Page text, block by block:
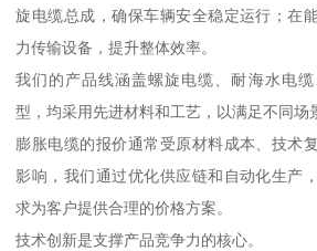
旋电缆总成，确保车辆安全稳定运行；在
力传输设备，提升整体效率。
我们的产品线涵盖螺旋电缆、耐海水电
型，均采用先进材料和工艺，以满足不同场
膨胀电缆的报价通常受原材料成本、技术
影响，我们通过优化供应链和自动化生产
求为客户提供合理的价格方案。
技术创新是支撑产品竞争力的核心。